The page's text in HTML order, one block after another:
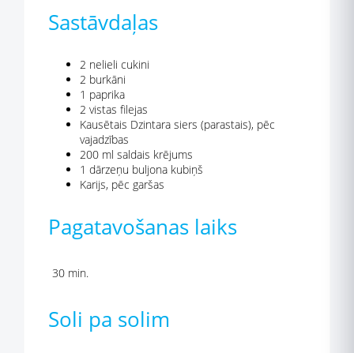
Sastāvdaļas
2 nelieli cukini
2 burkāni
1 paprika
2 vistas filejas
Kausētais Dzintara siers (parastais), pēc
vajadzības
200 ml saldais krējums
1 dārzeņu buljona kubiņš
Karijs, pēc garšas
Pagatavošanas laiks
30 min.
Soli pa solim